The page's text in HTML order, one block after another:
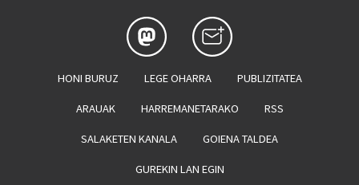
HONI BURUZ LEGE OHARRA PUBLIZITATEA
ARAUAK HARREMANETARAKO RSS
SALAKETEN KANALA GOIENA TALDEA
GUREKIN LAN EGIN